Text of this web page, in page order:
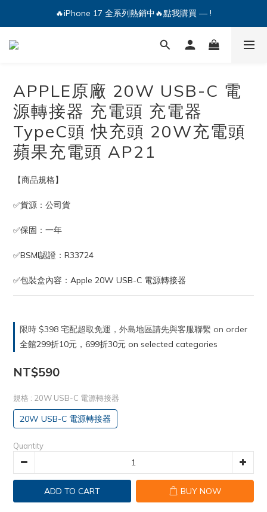
🔥iPhone 17 全系列熱銷中🔥點我購買 — !
🔥iPhone 17 全系列熱銷中🔥點我購買 — !
💕加入Q哥 Line 新好友領優惠券！🎫
APPLE原廠 20W USB-C 電
源轉接器 充電頭 充電器
TypeC頭 快充頭 20W充電頭
蘋果充電頭 AP21
【商品規格】
✅貨源：公司貨
✅保固：一年
✅BSMI認證：R33724
✅包裝盒內容：Apple 20W USB-C 電源轉接器
限時 $398 宅配超取免運，外島地區請先與客服聯繫 on order
全館299折10元，699折30元 on selected categories
NT$590
規格 : 20W USB-C 電源轉接器
20W USB-C 電源轉接器
Quantity
ADD TO CART BUY NOW